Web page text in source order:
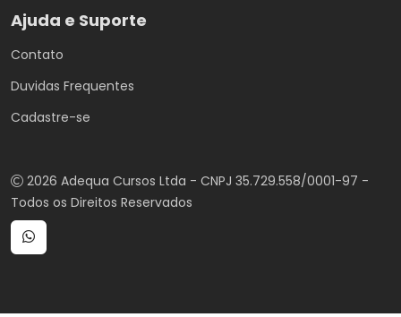
Ajuda e Suporte
Contato
Duvidas Frequentes
Cadastre-se
2026 Adequa Cursos Ltda - CNPJ 35.729.558/0001-97 -
Todos os Direitos Reservados